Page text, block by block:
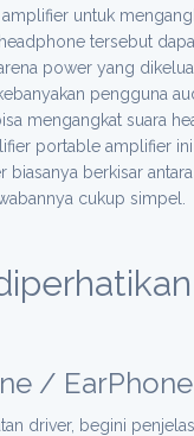
untuk
tersebut
power yang
pengguna
mengangkat suara
portable amplifier
berkisar
cukup simpel.
/
driver, begini